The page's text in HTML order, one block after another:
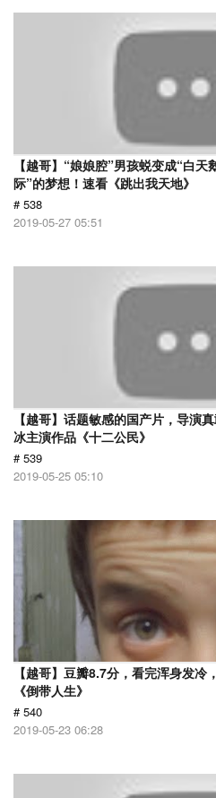
【越哥】“娘娘腔”男孩蜕变成“白
际”的梦想！速看《跳出我天地》
# 538
2019-05-27 05:51
【越哥】话题敏感的国产片，导演
冰主演作品《十二公民》
# 539
2019-05-25 05:10
【越哥】豆瓣8.7分，看完浑身发
《倒带人生》
# 540
2019-05-23 06:28